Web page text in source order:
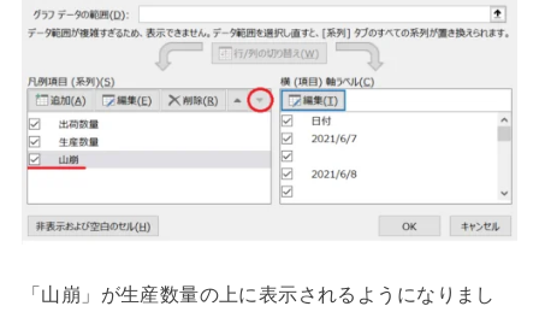
「山崩」が生産数量の上に表示されるようになりまし